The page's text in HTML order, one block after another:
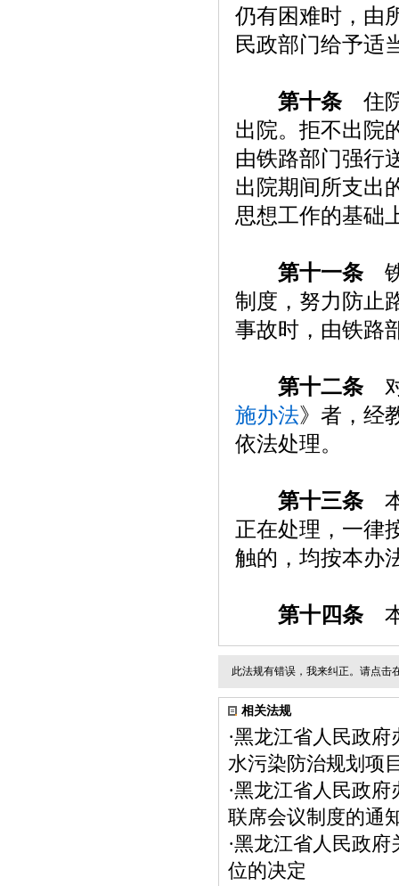
仍有困难时，由
民政部门给予适
第十条 住
出院。拒不出院
由铁路部门强行
出院期间所支出
思想工作的基础
第十一条
制度，努力防止
事故时，由铁路
第十二条
施办法》者，经
依法处理。
第十三条
正在处理，一律
触的，均按本办
第十四条
此法规有错误，我来纠正。请点击
相关法规
·黑龙江省人民政府
水污染防治规划项
·黑龙江省人民政府
联席会议制度的通
·黑龙江省人民政府
位的决定